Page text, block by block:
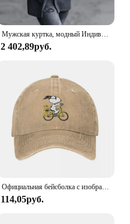
Мужская куртка, модный Индивидуальный повседневный костюм, мужской свободный топ на молнии с длинным рукавом и карманами
2 402,89руб.
Официальная бейсболка с изображением арахиса и сердца Snoopy, винтажная потертая кепка от солнца для мужчин и женщин, неструктурированная шляпа для тренировок на открытом воздухе
114,05руб.